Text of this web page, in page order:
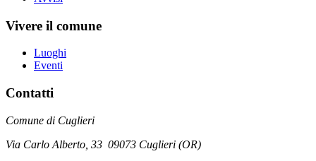
Vivere il comune
Luoghi
Eventi
Contatti
Comune di Cuglieri
Via Carlo Alberto, 33 09073 Cuglieri (OR)